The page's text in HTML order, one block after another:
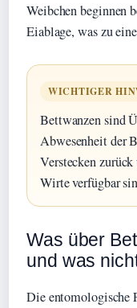
Weibchen beginnen
Eiablage, was zu
WICHTIGER
Bettwanzen sind
Abwesenheit der
Verstecken
Wirte verfügbar
Was über
und was
Die entomologische